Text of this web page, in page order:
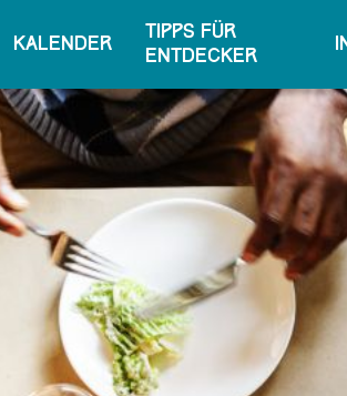
Kalender
Tipps für
Entdecker